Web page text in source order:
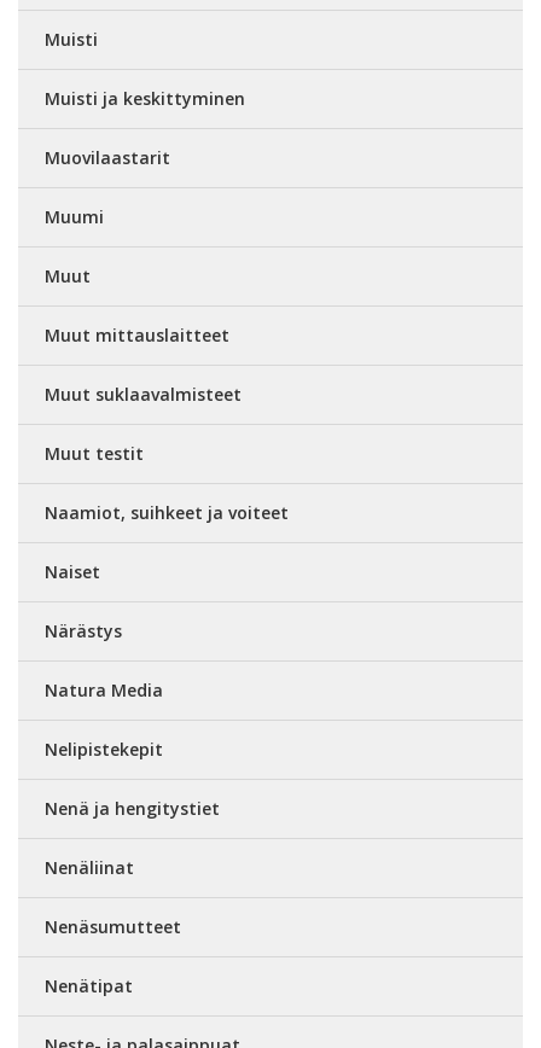
Muisti
Muisti ja keskittyminen
Muovilaastarit
Muumi
Muut
Muut mittauslaitteet
Muut suklaavalmisteet
Muut testit
Naamiot, suihkeet ja voiteet
Naiset
Närästys
Natura Media
Nelipistekepit
Nenä ja hengitystiet
Nenäliinat
Nenäsumutteet
Nenätipat